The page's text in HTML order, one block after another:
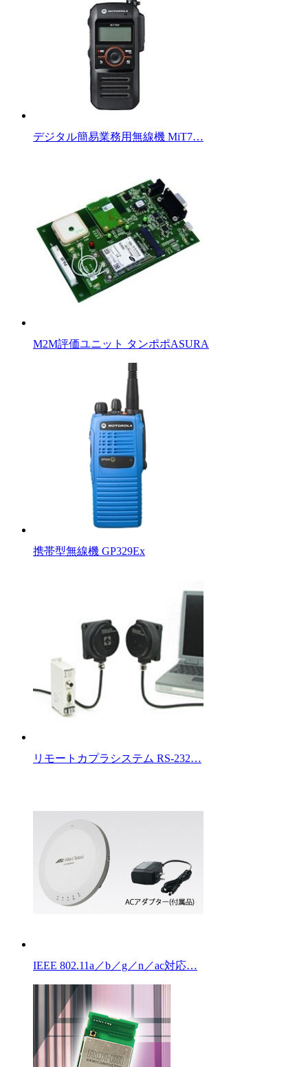
デジタル簡易業務用無線機 MiT7…
M2M評価ユニット タンポポASURA
携帯型無線機 GP329Ex
リモートカプラシステム RS-232…
IEEE 802.11a／b／g／n／ac対応…